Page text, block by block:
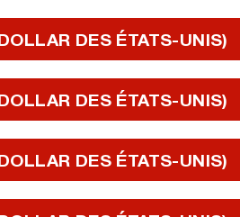
DES ÉTATS-UNIS)
DES ÉTATS-UNIS)
DES ÉTATS-UNIS)